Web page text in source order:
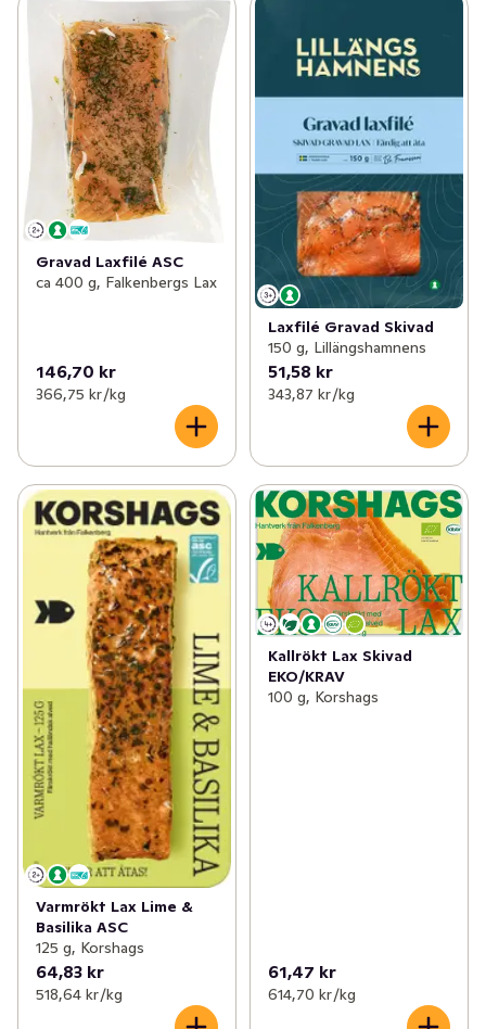
Gravad Laxfilé ASC
ca 400 g, Falkenbergs Lax
146,70 kr
366,75 kr /kg
Laxfilé Gravad Skivad
150 g, Lillängshamnens
51,58 kr
343,87 kr /kg
Varmrökt Lax Lime &
Basilika ASC
125 g, Korshags
64,83 kr
518,64 kr /kg
Kallrökt Lax Skivad
EKO/KRAV
100 g, Korshags
61,47 kr
614,70 kr /kg